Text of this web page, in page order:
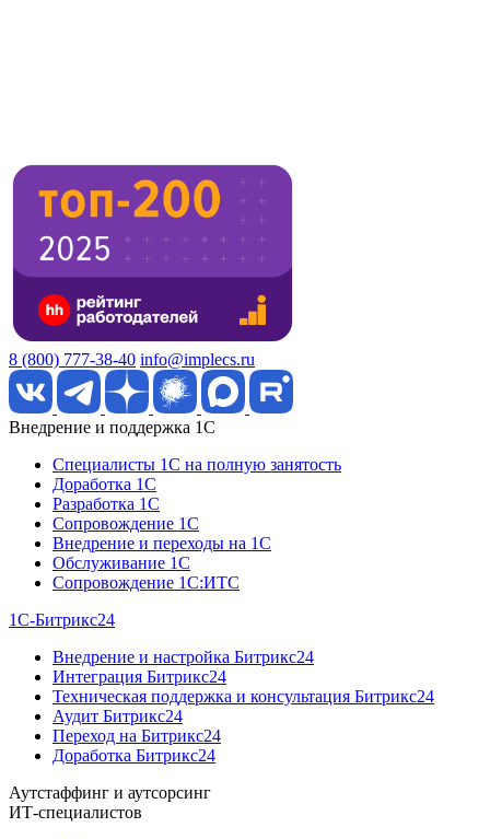
8 (800) 777-38-40 info@implecs.ru
Внедрение и поддержка 1C
Специалисты 1C на полную занятость
Доработка 1C
Разработка 1C
Сопровождение 1C
Внедрение и переходы на 1C
Обслуживание 1C
Сопровождение 1C:ИТС
1С-Битрикс24
Внедрение и настройка Битрикс24
Интеграция Битрикс24
Техническая поддержка и консультация Битрикс24
Аудит Битрикс24
Переход на Битрикс24
Доработка Битрикс24
Аутстаффинг и аутсорсинг
ИТ-специалистов